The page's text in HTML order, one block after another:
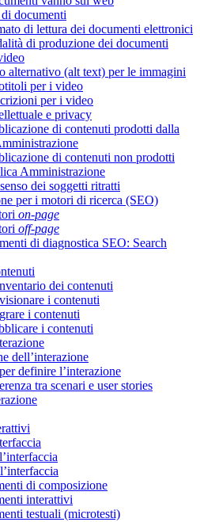
documenti
di lettura dei documenti elettronici
di produzione dei documenti
alternativo (alt text) per le immagini
per i video
per i video
e privacy
di contenuti prodotti dalla
di contenuti non prodotti
Amministrazione
dei soggetti ritratti
per i motori di ricerca (SEO)
on-page
off-page
di diagnostica SEO: Search
dei contenuti
i contenuti
i contenuti
i contenuti
dell’interazione
definire l’interazione
tra scenari e user stories
di composizione
interattivi
testuali (microtesti)